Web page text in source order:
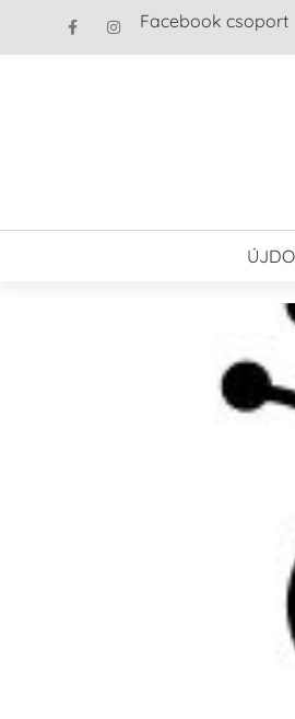
Facebook csoport